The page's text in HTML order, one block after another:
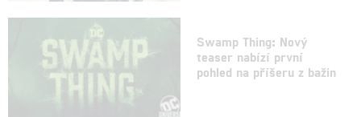
Swamp Thing: Nový
teaser nabízí první
pohled na příšeru z bažin